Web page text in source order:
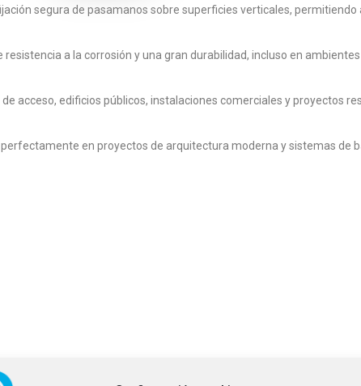
segura de pasamanos sobre superficies verticales,
a la corrosión y una gran durabilidad, incluso en
acceso, edificios públicos, instalaciones comerciales y proyectos
en proyectos de arquitectura moderna y sistemas de